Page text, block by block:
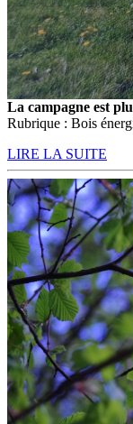
La campagne est
Rubrique : Bois
LIRE LA SUITE